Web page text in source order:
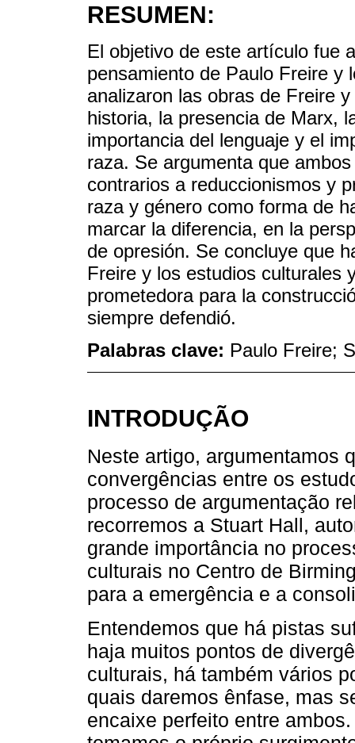
RESUMEN:
El objetivo de este artículo fue
pensamiento de Paulo Freire y
analizaron las obras de Freire
historia, la presencia de Marx,
importancia del lenguaje y el
raza. Se argumenta que
contrarios a reduccionismos y
raza y género como forma de
marcar la diferencia, en la
de opresión. Se concluye que
Freire y los estudios culturales
prometedora para la
siempre defendió.
Palabras clave: Paulo Freire;
INTRODUÇÃO
Neste artigo, argumentamos
convergências entre os
processo de argumentação
recorremos a Stuart Hall,
grande importância no
culturais no Centro de
para a emergência e a
Entendemos que há pistas
haja muitos pontos de
culturais, há também vários
quais daremos ênfase, mas
encaixe perfeito entre